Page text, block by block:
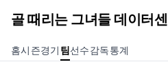
골 때리는 그녀들 데이터
홈시즌경기 팀선수감독통계